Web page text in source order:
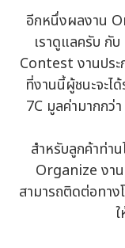
อีกหนึ่งผลงาน
เราดูแลครับ
Contest งานปร
ที่งานนี้ผู้ชนะจะไ
7C มูลค่ามากกว่
สำหรับลูกค้าท่า
Organize งา
สามารถติดต่อทาง